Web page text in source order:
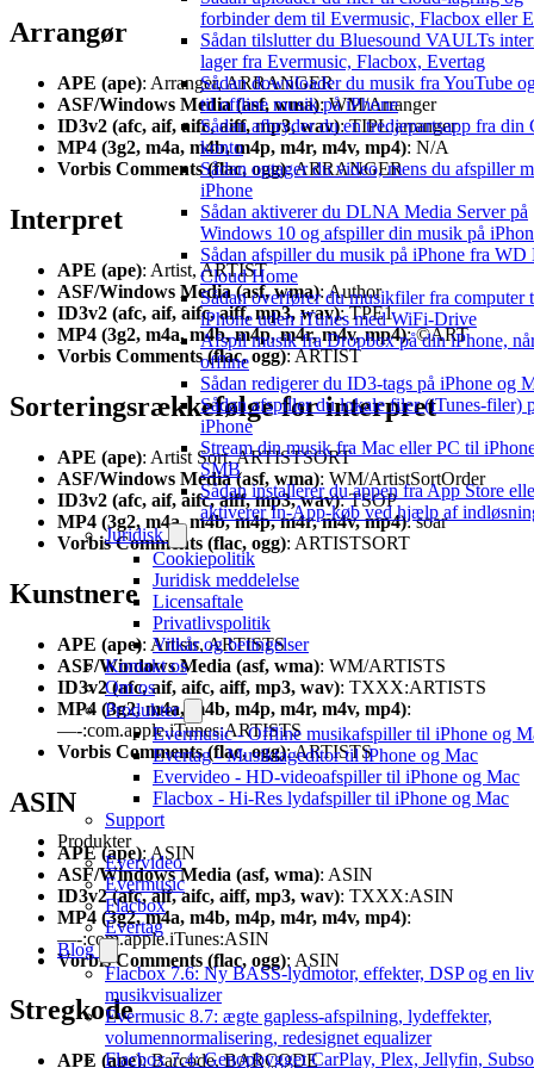
forbinder dem til Evermusic, Flacbox eller
Sådan tilslutter du Bluesound VAULTs
lager fra Evermusic, Flacbox, Evertag
Sådan downloader du musik fra YouTube
til offline musik på iPhone
Sådan afbryder du en tredjepartsapp fra din
konto
Sådan optager du video, mens du afspiller
iPhone
Sådan aktiverer du DLNA Media Server på
Windows 10 og afspiller din musik på
Sådan afspiller du musik på iPhone fra WD
Cloud Home
Sådan overfører du musikfiler fra computer
iPhone uden iTunes med WiFi-Drive
Afspil musik fra Dropbox på din iPhone,
offline
Sådan redigerer du ID3-tags på iPhone og
Sådan afspiller du lokale filer (iTunes-filer)
iPhone
Stream din musik fra Mac eller PC til
SMB
Sådan installerer du appen fra App Store
aktiverer In-App-køb ved hjælp af
Juridisk
Cookiepolitik
Juridisk meddelelse
Licensaftale
Privatlivspolitik
Vilkår og betingelser
Kontakt os
Om os
Produkter
Evermusic - Offline musikafspiller til iPhone og
Evertag - Musiktageditor til iPhone og Mac
Evervideo - HD-videoafspiller til iPhone og Mac
Flacbox - Hi-Res lydafspiller til iPhone og Mac
Support
Produkter
Evervideo
Evermusic
Flacbox
Evertag
Blog
Flacbox 7.6: Ny BASS-lydmotor, effekter, DSP og en
musikvisualizer
Evermusic 8.7: ægte gapless-afspilning, lydeffekter,
volumennormalisering, redesignet equalizer
Flacbox 7.4: Genopbygget CarPlay, Plex, Jellyfin,
Arrangør
APE (ape): Arranger, ARRANGER
ASF/Windows Media (asf, wma): WM/Arranger
ID3v2 (afc, aif, aifc, aiff, mp3, wav): TIPL:arranger
MP4 (3g2, m4a, m4b, m4p, m4r, m4v, mp4): N/A
Vorbis Comments (flac, ogg): ARRANGER
Interpret
APE (ape): Artist, ARTIST
ASF/Windows Media (asf, wma): Author
ID3v2 (afc, aif, aifc, aiff, mp3, wav): TPE1
MP4 (3g2, m4a, m4b, m4p, m4r, m4v, mp4): ©ART
Vorbis Comments (flac, ogg): ARTIST
Sorteringsrækkefølge for interpret
APE (ape): Artist Sort, ARTISTSORT
ASF/Windows Media (asf, wma): WM/ArtistSortOrder
ID3v2 (afc, aif, aifc, aiff, mp3, wav): TSOP
MP4 (3g2, m4a, m4b, m4p, m4r, m4v, mp4): soar
Vorbis Comments (flac, ogg): ARTISTSORT
Kunstnere
APE (ape): Artists, ARTISTS
ASF/Windows Media (asf, wma): WM/ARTISTS
ID3v2 (afc, aif, aifc, aiff, mp3, wav): TXXX:ARTISTS
MP4 (3g2, m4a, m4b, m4p, m4r, m4v, mp4):
—-:com.apple.iTunes:ARTISTS
Vorbis Comments (flac, ogg): ARTISTS
ASIN
APE (ape): ASIN
ASF/Windows Media (asf, wma): ASIN
ID3v2 (afc, aif, aifc, aiff, mp3, wav): TXXX:ASIN
MP4 (3g2, m4a, m4b, m4p, m4r, m4v, mp4):
—-:com.apple.iTunes:ASIN
Vorbis Comments (flac, ogg): ASIN
Stregkode
APE (ape): Barcode, BARCODE